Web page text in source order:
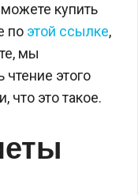
купить
по этой ссылке,
мы
этого
что это такое.